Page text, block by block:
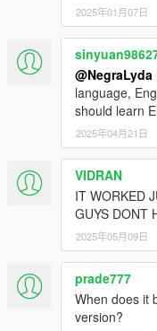
2025年01月07日
@NegraLyda
language,
should learn
2025年04月21日
VIDRAN
IT WORKED
GUYS DONT
2025年05月09日
prade777
When does it
version?